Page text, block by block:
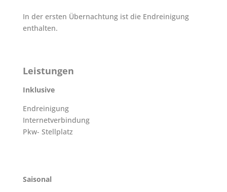
In der ersten Übernachtung ist die Endreinigung
enthalten.
Leistungen
Inklusive
Endreinigung
Internetverbindung
Pkw- Stellplatz
Saisonal